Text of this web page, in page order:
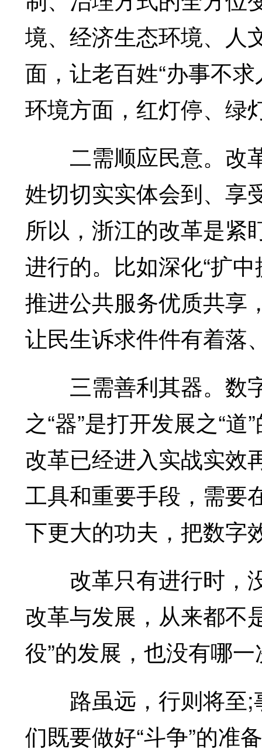
境、经济生态环境、人
面，让老百姓“办事不
环境方面，红灯停、绿
二需顺应民意。改
姓切切实实体会到、享
所以，浙江的改革是紧
进行的。比如深化“扩
推进公共服务优质共享
让民生诉求件件有着落
三需善利其器。数
之“器”是打开发展之“
改革已经进入实战实效
工具和重要手段，需要
下更大的功夫，把数字
改革只有进行时，
改革与发展，从来都不
役”的发展，也没有哪
路虽远，行则将至;
们既要做好“斗争”的准